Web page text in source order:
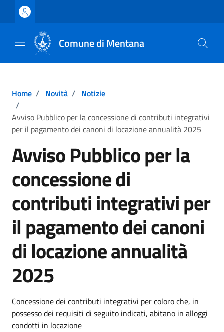
Vai ai contenuti
Vai al footer
Comune di Mentana
Home / Novità / Notizie
/
Avviso Pubblico per la concessione di contributi integrativi
per il pagamento dei canoni di locazione annualità 2025
Avviso Pubblico per la
concessione di
contributi integrativi per
il pagamento dei canoni
di locazione annualità
2025
Dettagli della notizia
Concessione dei contributi integrativi per coloro che, in
possesso dei requisiti di seguito indicati, abitano in alloggi
condotti in locazione